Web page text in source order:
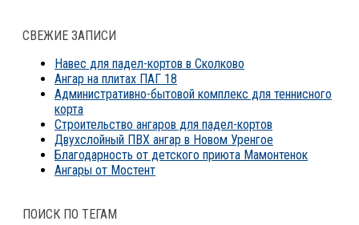
СВЕЖИЕ ЗАПИСИ
Навес для падел-кортов в Сколково
Ангар на плитах ПАГ 18
Административно-бытовой комплекс для теннисного
корта
Строительство ангаров для падел-кортов
Двухслойный ПВХ ангар в Новом Уренгое
Благодарность от детского приюта Мамонтенок
Ангары от Мостент
ПОИСК ПО ТЕГАМ